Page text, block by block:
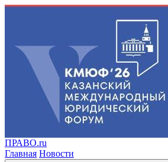
ПРАВО.ru
Главная Новости